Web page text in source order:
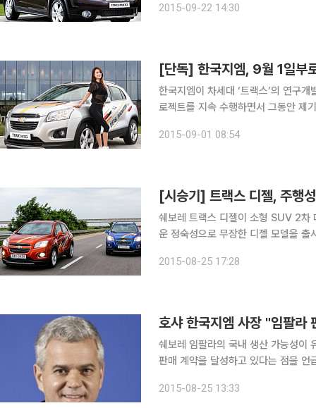
공급하는 4기통 1.6 CDTi 디젤 엔진
2015-09-22 14:30
[단독] 한국지엠, 9월 1일부
한국지엠이 차세대 ‘트랙스’의 연구
로젝트를 지속 수행하면서 그동안 제기
관한다는 공문을 보냈다. 이에 따라
2015-09-01 08:54
[시승기] 트랙스 디젤, 주행
쉐보레 트랙스 디젤이 소형 SUV 2차
운 정숙성으로 무장한 디젤 모델을 출시하면
행했다. 비가 내리는 궂은 날씨였지만
2015-08-25 17:28
호샤 한국지엠 사장 "임팔라
쉐보레 임팔라의 국내 생산 가능성이
판매 계약을 달성하고 있다는 점을 언
시 기자간담회에서 "임팔라 판매가
2015-08-25 13:33